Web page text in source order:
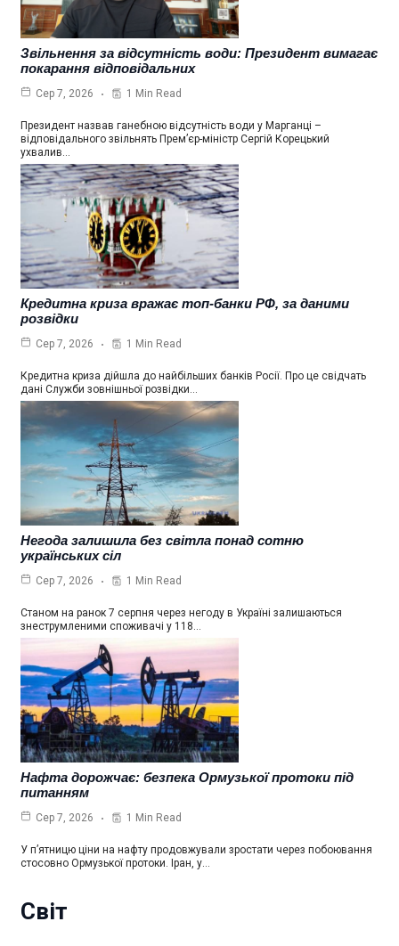
Звільнення за відсутність води: Президент вимагає
покарання відповідальних
Сер 7, 2026 1 Min Read
Президент назвав ганебною відсутність води у Марганці –
відповідального звільнять Прем’єр-міністр Сергій Корецький
ухвалив…
Кредитна криза вражає топ-банки РФ, за даними
розвідки
Сер 7, 2026 1 Min Read
Кредитна криза дійшла до найбільших банків Росії. Про це свідчать
дані Служби зовнішньої розвідки…
Негода залишила без світла понад сотню
українських сіл
Сер 7, 2026 1 Min Read
Станом на ранок 7 серпня через негоду в Україні залишаються
знеструмленими споживачі у 118…
Нафта дорожчає: безпека Ормузької протоки під
питанням
Сер 7, 2026 1 Min Read
У п’ятницю ціни на нафту продовжували зростати через побоювання
стосовно Ормузької протоки. Іран, у…
Світ